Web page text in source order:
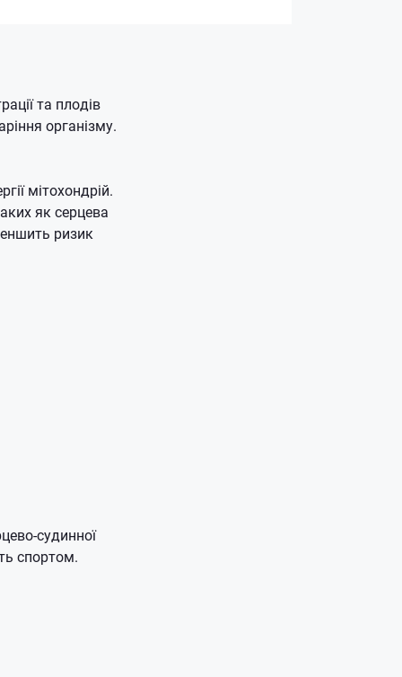
та плодів
організму.
мітохондрій.
як серцева
ризик
судинної
спортом.